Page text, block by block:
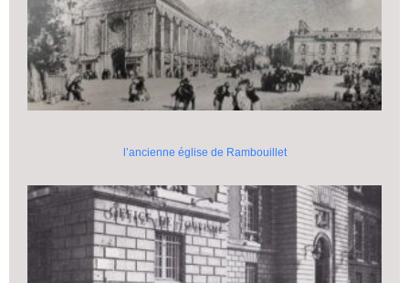
l’ancienne église de Rambouillet